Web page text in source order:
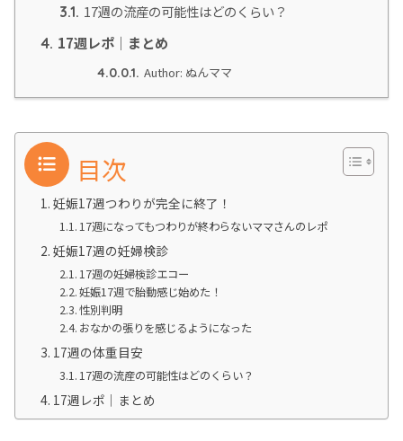
3.1. 17週の流産の可能性はどのくらい？
4. 17週レポ｜まとめ
4.0.0.1. Author: ぬんママ
目次
妊娠17週つわりが完全に終了！
17週になってもつわりが終わらないママさんのレポ
妊娠17週の妊婦検診
17週の妊婦検診エコー
妊娠17週で胎動感じ始めた！
性別判明
おなかの張りを感じるようになった
17週の体重目安
17週の流産の可能性はどのくらい？
17週レポ｜まとめ